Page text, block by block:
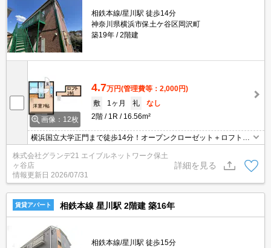
相鉄本線/星川駅 徒歩14分
神奈川県横浜市保土ケ谷区岡沢町
築19年
2階建
画像：12枚
4.7万円(管理費等：2,000円)
敷
1ヶ月 礼
なし
2階
1R 16.56m²
横浜国立大学正門まで徒歩14分！オープンクローゼット＋ロフト付
きで収納多め♪バストイレ別・1口ガスコンロ・TVモニター付きイン
ターホンなど嬉しい設備満載！
株式会社グランデ21 エイブルネットワーク保土
ヶ谷店
情報更新日 2026/07/31
詳細を見る
賃貸アパート 相鉄本線 星川駅 2階建 築16年
相鉄本線/星川駅 徒歩15分